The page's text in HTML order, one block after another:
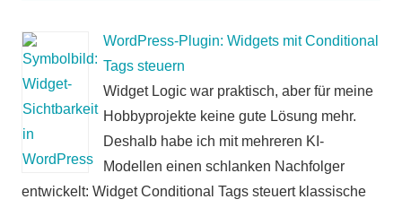
WordPress-Plugin: Widgets mit Conditional
Tags steuern
Widget Logic war praktisch, aber für meine
Hobbyprojekte keine gute Lösung mehr.
Deshalb habe ich mit mehreren KI-
Modellen einen schlanken Nachfolger
entwickelt: Widget Conditional Tags steuert klassische